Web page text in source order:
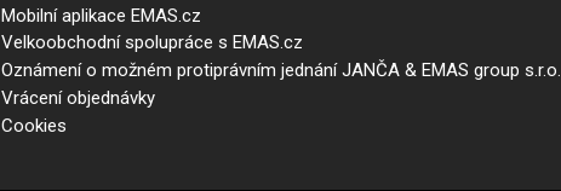
Mobilní aplikace EMAS.cz
Velkoobchodní spolupráce s EMAS.cz
Oznámení o možném protiprávním jednání JANČA & EMAS group s.r.o.
Vrácení objednávky
Cookies